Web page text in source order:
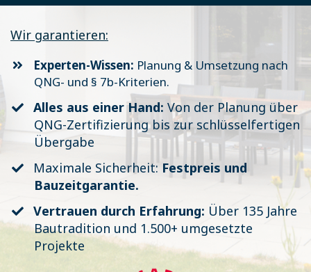
Wir garantieren:
Experten-Wissen: Planung & Umsetzung nach
QNG- und § 7b-Kriterien.
Alles aus einer Hand:Von der Planung über
QNG-Zertifizierung bis zur schlüsselfertigen
Übergabe
Maximale ​Sicherheit:Festpreis und
Bauzeitgarantie.
​Vertrauen durch Erfahrung: Über 135 Jahre
Bautradition und 1.500+ umgesetzte
Projekte